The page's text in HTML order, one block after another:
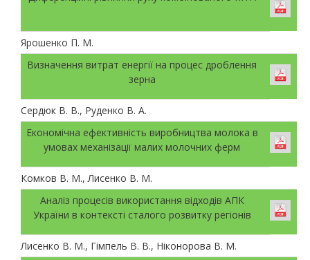
Ярошенко П. М.
Визначення витрат енергії на процес дроблення
зерна
Сердюк В. В., Руденко В. А.
Економічна ефективність виробництва молока в
умовах механізації малих молочних ферм
Комков В. М., Лисенко В. М.
Аналіз процесів використання відходів АПК
України в контексті сталого розвитку регіонів
Лисенко В. М., Гімпель В. В., Ніконорова В. М.